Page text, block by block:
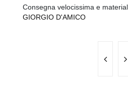
Consegna velocissima e
GIORGIO D'AMICO